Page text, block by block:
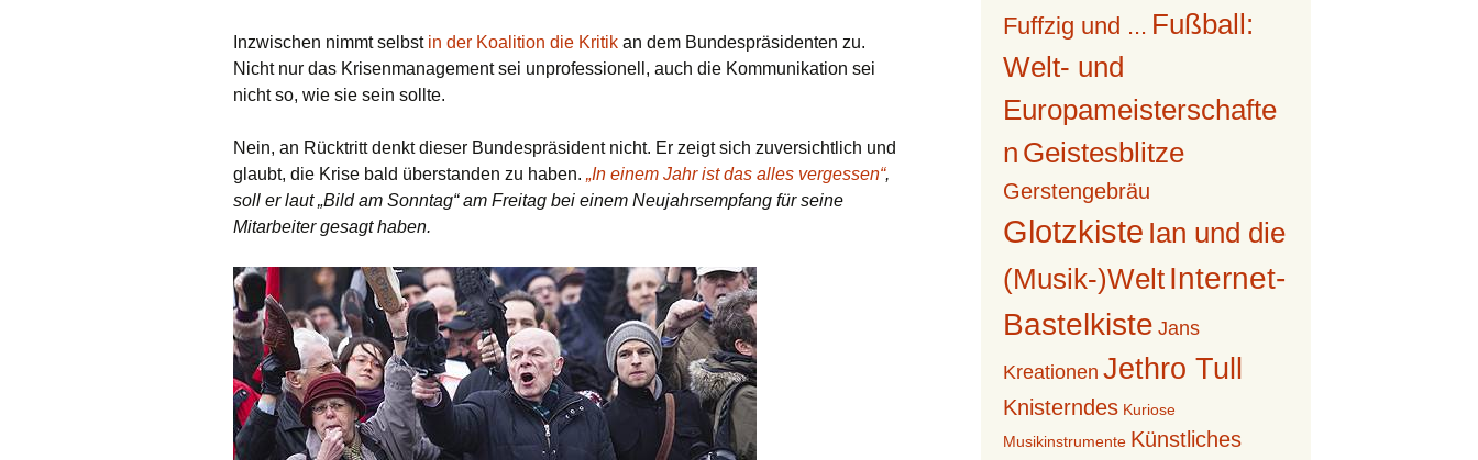
Inzwischen nimmt selbst in der Koalition die Kritik an dem Bundespräsidenten zu.
Nicht nur das Krisenmanagement sei unprofessionell, auch die Kommunikation sei
nicht so, wie sie sein sollte.
Nein, an Rücktritt denkt dieser Bundespräsident nicht. Er zeigt sich zuversichtlich und
glaubt, die Krise bald überstanden zu haben. „In einem Jahr ist das alles vergessen“,
soll er laut „Bild am Sonntag“ am Freitag bei einem Neujahrsempfang für seine
Mitarbeiter gesagt haben.
Fuffzig und ... Fußball:
Welt- und
Europameisterschafte
n Geistesblitze
Gerstengebräu
Glotzkiste Ian und die
(Musik-)Welt Internet-
Bastelkiste Jans
Kreationen Jethro Tull
Knisterndes Kuriose
Musikinstrumente Künstliches